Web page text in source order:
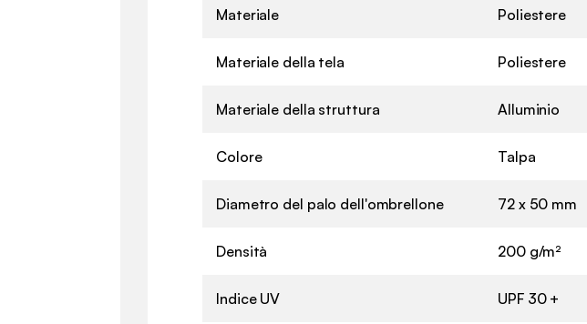
Materiale Poliestere
Materiale della tela Poliestere
Materiale della struttura Alluminio
Colore Talpa
Diametro del palo dell'ombrellone 72 x 50 mm
Densità 200 g/m²
Indice UV UPF 30 +